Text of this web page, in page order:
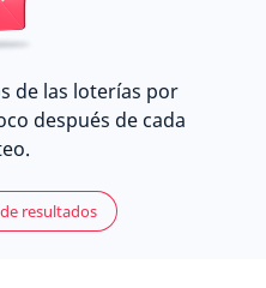
de las loterías por
después de cada
resultados